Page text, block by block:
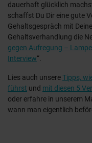
dauerhaft glücklich
schaffst Du Dir eine gute
Gehaltsgespräch mit
Gehaltsverhandlung die
gegen Aufregung –
Interview“.
Lies auch unsereTipps,
führst und mit diesen 5
oder erfahre in unserem
wann man eigentlich